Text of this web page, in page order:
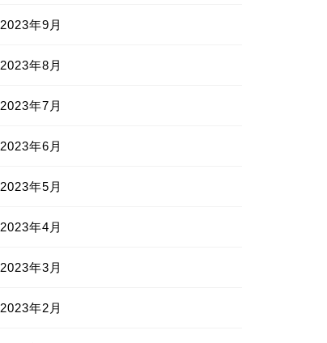
2023年9月
2023年8月
2023年7月
2023年6月
2023年5月
2023年4月
2023年3月
2023年2月